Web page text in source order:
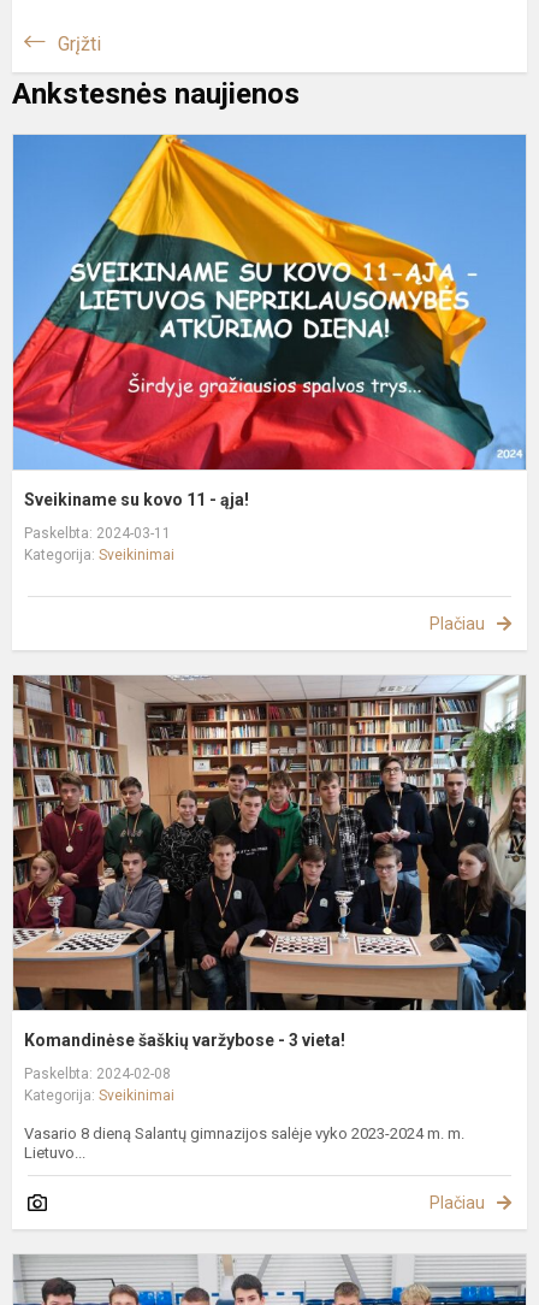
Grįžti
Ankstesnės naujienos
Sveikiname su kovo 11 - ąja!
Paskelbta: 2024-03-11
Kategorija: Sveikinimai
Plačiau
Komandinėse šaškių varžybose - 3 vieta!
Paskelbta: 2024-02-08
Kategorija: Sveikinimai
Vasario 8 dieną Salantų gimnazijos salėje vyko 2023-2024 m. m.
Lietuvo...
Plačiau